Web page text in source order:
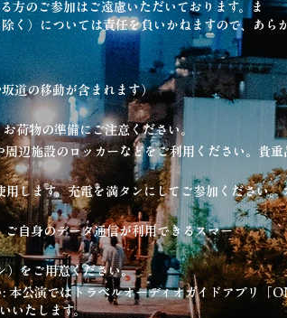
方のご参加はご遠慮いただいております。ま
く）については責任を負いかねますので、あら
道の移動が含まれます）
荷物の準備にご注意ください。
辺施設のロッカーなどをご利用ください。貴
します。充電を満タンにしてご参加ください。
自身のデータ通信が利用できるスマー
）をご用意ください。
公演ではトラベルオーディオガイドアプリ「
いたします。